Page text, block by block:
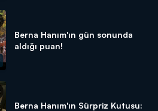
Berna Hanım'ın gün sonunda
aldığı puan!
Berna Hanım'ın Sürpriz Kutusu: